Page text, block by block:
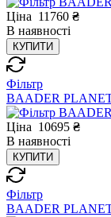
Ціна 11760 ₴
В наявності
КУПИТИ
Фільтр
BAADER
Ціна 10695 ₴
В наявності
КУПИТИ
Фільтр
BAADER